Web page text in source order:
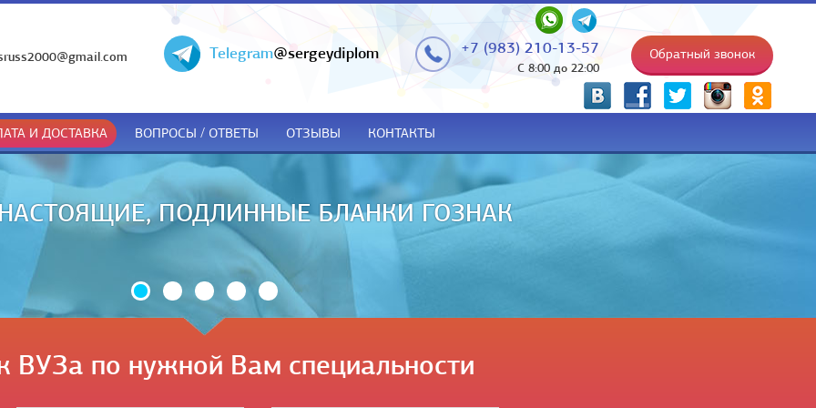
Telegram@sergeydiplom +7 (983) 210-13-57
С 8:00 до 22:00
Обратный звонок
И ДОСТАВКА ВОПРОСЫ / ОТВЕТЫ ОТЗЫВЫ КОНТАКТЫ
ТОЛЬКО ПРИ ПОЛУЧЕНИИ НА РУКИ
ВУЗа по нужной Вам специальности